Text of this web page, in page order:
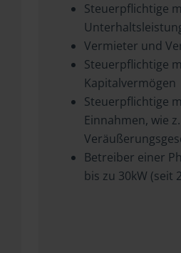
Steuerpflichtige
Vermieter und
Steuerpflichtige
Kapitalvermögen
Steuerpflichtige
Einnahmen, wie
Betreiber einer
bis zu 30kW (seit